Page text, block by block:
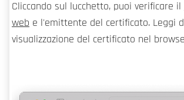
Cliccando sul lucchetto, puoi verificare il
web e l'emittente del certificato. Leggi
visualizzazione del certificato nel